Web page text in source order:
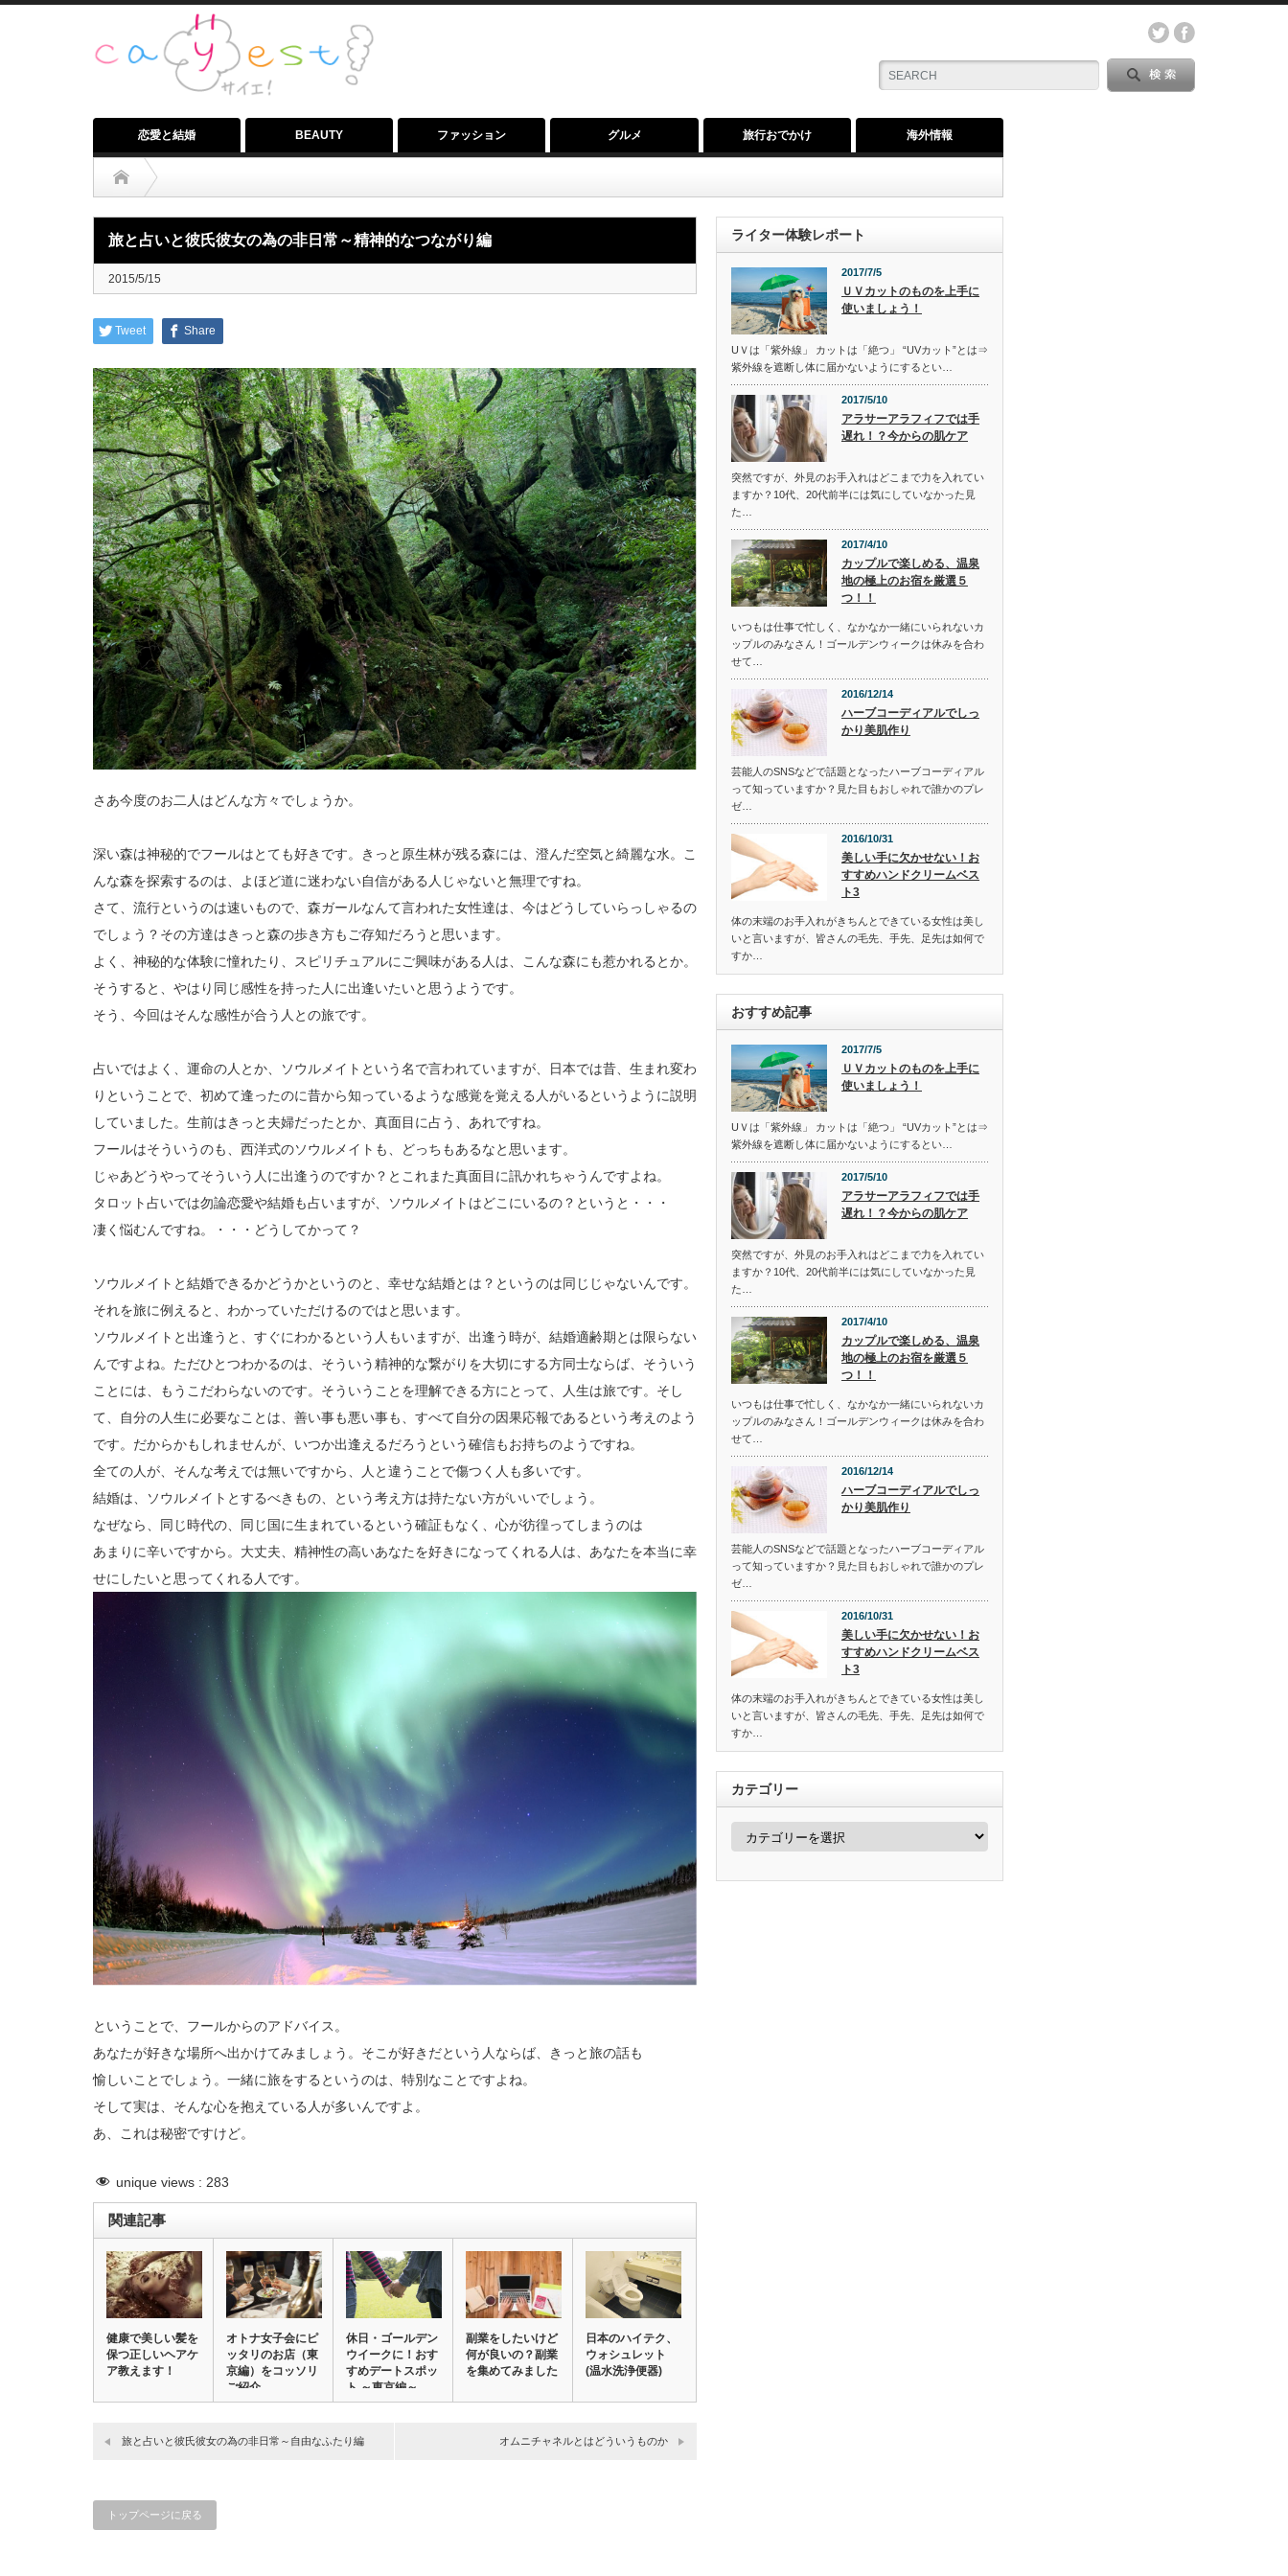
恋愛と結婚 BEAUTY ファッション グルメ 旅行おでかけ 海外情報
LIFE-STYLE,エンタメ,お散歩,コラム,デートスポット,パワースポット,リゾート,出会い,女子力,婚活,恋愛トラブル,恋愛と結婚,旅行おでかけ,海外,片思い,
旅と占いと彼氏彼女の為の非日常～精神的なつながり編
2015/5/15
Tweet Share
さあ今度のお二人はどんな方々でしょうか。
深い森は神秘的でフールはとても好きです。きっと原生林が残る森には、澄んだ空気と綺麗な水。こ
んな森を探索するのは、よほど道に迷わない自信がある人じゃないと無理ですね。
さて、流行というのは速いもので、森ガールなんて言われた女性達は、今はどうしていらっしゃるの
でしょう？その方達はきっと森の歩き方もご存知だろうと思います。
よく、神秘的な体験に憧れたり、スピリチュアルにご興味がある人は、こんな森にも惹かれるとか。
そうすると、やはり同じ感性を持った人に出逢いたいと思うようです。
そう、今回はそんな感性が合う人との旅です。
占いではよく、運命の人とか、ソウルメイトという名で言われていますが、日本では昔、生まれ変わ
りということで、初めて逢ったのに昔から知っているような感覚を覚える人がいるというように説明
していました。生前はきっと夫婦だったとか、真面目に占う、あれですね。
フールはそういうのも、西洋式のソウルメイトも、どっちもあるなと思います。
じゃあどうやってそういう人に出逢うのですか？とこれまた真面目に訊かれちゃうんですよね。
タロット占いでは勿論恋愛や結婚も占いますが、ソウルメイトはどこにいるの？というと・・・
凄く悩むんですね。・・・どうしてかって？
ソウルメイトと結婚できるかどうかというのと、幸せな結婚とは？というのは同じじゃないんです。
それを旅に例えると、わかっていただけるのではと思います。
ソウルメイトと出逢うと、すぐにわかるという人もいますが、出逢う時が、結婚適齢期とは限らない
んですよね。ただひとつわかるのは、そういう精神的な繋がりを大切にする方同士ならば、そういう
ことには、もうこだわらないのです。そういうことを理解できる方にとって、人生は旅です。そし
て、自分の人生に必要なことは、善い事も悪い事も、すべて自分の因果応報であるという考えのよう
です。だからかもしれませんが、いつか出逢えるだろうという確信もお持ちのようですね。
全ての人が、そんな考えでは無いですから、人と違うことで傷つく人も多いです。
結婚は、ソウルメイトとするべきもの、という考え方は持たない方がいいでしょう。
なぜなら、同じ時代の、同じ国に生まれているという確証もなく、心が彷徨ってしまうのは
あまりに辛いですから。大丈夫、精神性の高いあなたを好きになってくれる人は、あなたを本当に幸
せにしたいと思ってくれる人です。
ということで、フールからのアドバイス。
あなたが好きな場所へ出かけてみましょう。そこが好きだという人ならば、きっと旅の話も
愉しいことでしょう。一緒に旅をするというのは、特別なことですよね。
そして実は、そんな心を抱えている人が多いんですよ。
あ、これは秘密ですけど。
unique views : 283
関連記事
健康で美しい髪を
保つ正しいヘアケ
ア教えます！
オトナ女子会にピ
ッタリのお店（東
京編）をコッソリ
ご紹介
休日・ゴールデン
ウイークに！おす
すめデートスポッ
ト ～東京編～…
副業をしたいけど
何が良いの？副業
を集めてみました
日本のハイテク、
ウォシュレット
(温水洗浄便器)
旅と占いと彼氏彼女の為の非日常～自由なふたり編 オムニチャネルとはどういうものか
トップページに戻る
ライター体験レポート
2017/7/5
ＵＶカットのものを上手に
使いましょう！
UＶは「紫外線」 カットは「絶つ」 “UVカット”とは⇒
紫外線を遮断し体に届かないようにするとい…
2017/5/10
アラサーアラフィフでは手
遅れ！？今からの肌ケア
突然ですが、外見のお手入れはどこまで力を入れてい
ますか？10代、20代前半には気にしていなかった見
た…
2017/4/10
カップルで楽しめる、温泉
地の極上のお宿を厳選５
つ！！
いつもは仕事で忙しく、なかなか一緒にいられないカ
ップルのみなさん！ゴールデンウィークは休みを合わ
せて…
2016/12/14
ハーブコーディアルでしっ
かり美肌作り
芸能人のSNSなどで話題となったハーブコーディアル
って知っていますか？見た目もおしゃれで誰かのプレ
ゼ…
2016/10/31
美しい手に欠かせない！お
すすめハンドクリームベス
ト3
体の末端のお手入れがきちんとできている女性は美し
いと言いますが、皆さんの毛先、手先、足先は如何で
すか…
おすすめ記事
2017/7/5
ＵＶカットのものを上手に
使いましょう！
UＶは「紫外線」 カットは「絶つ」 “UVカット”とは⇒
紫外線を遮断し体に届かないようにするとい…
2017/5/10
アラサーアラフィフでは手
遅れ！？今からの肌ケア
突然ですが、外見のお手入れはどこまで力を入れてい
ますか？10代、20代前半には気にしていなかった見
た…
2017/4/10
カップルで楽しめる、温泉
地の極上のお宿を厳選５
つ！！
いつもは仕事で忙しく、なかなか一緒にいられないカ
ップルのみなさん！ゴールデンウィークは休みを合わ
せて…
2016/12/14
ハーブコーディアルでしっ
かり美肌作り
芸能人のSNSなどで話題となったハーブコーディアル
って知っていますか？見た目もおしゃれで誰かのプレ
ゼ…
2016/10/31
美しい手に欠かせない！お
すすめハンドクリームベス
ト3
体の末端のお手入れがきちんとできている女性は美し
いと言いますが、皆さんの毛先、手先、足先は如何で
すか…
カテゴリー
カ
ー